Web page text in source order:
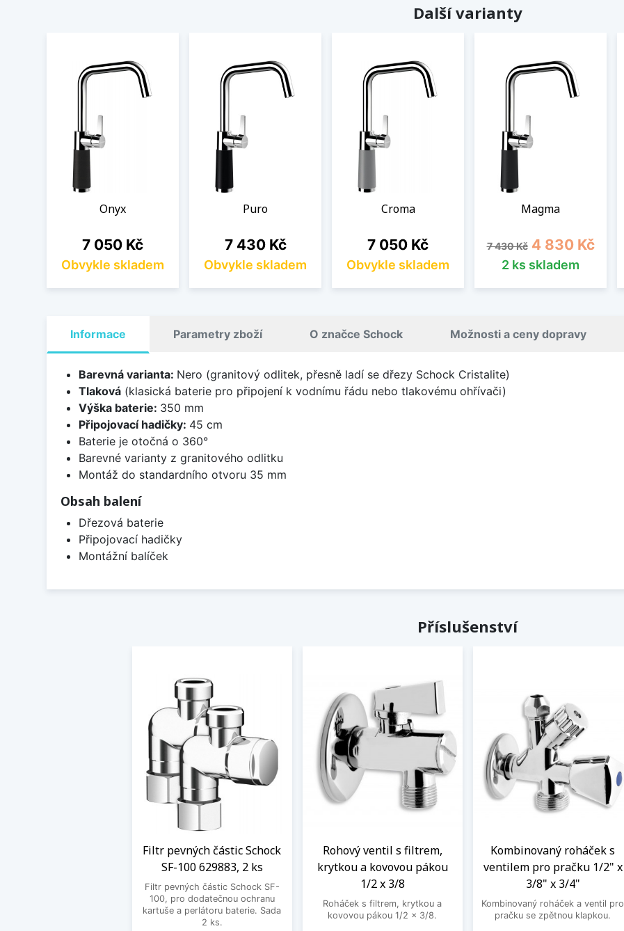
Další varianty
Onyx
Cena
7 050 Kč
Obvykle skladem
Puro
Cena
7 430 Kč
Obvykle skladem
Croma
Cena
7 050 Kč
Obvykle skladem
Magma
Běžná cena
7 430 Kč Cena
4 830 Kč
2 ks skladem
Informace Parametry zboží O značce Schock Možnosti a ceny dopravy
Barevná varianta: Nero (granitový odlitek, přesně ladí se dřezy Schock Cristalite)
Tlaková(klasická baterie pro připojení k vodnímu řádu nebo tlakovému ohřívači)
Výška baterie: 350 mm
Připojovací hadičky: 45 cm
Baterie je otočná o 360°
Barevné varianty z granitového odlitku
Montáž do standardního otvoru 35 mm
Obsah balení
Dřezová baterie
Připojovací hadičky
Montážní balíček
Příslušenství
Filtr pevných částic Schock
SF-100 629883, 2 ks
Filtr pevných částic Schock SF-
100, pro dodatečnou ochranu
kartuše a perlátoru baterie. Sada
2 ks.
Rohový ventil s filtrem,
krytkou a kovovou pákou
1/2 x 3/8
Roháček s filtrem, krytkou a
kovovou pákou 1/2 x 3/8.
Kombinovaný roháček s
ventilem pro pračku 1/2" x
3/8" x 3/4"
Kombinovaný roháček a ventil pro
pračku se zpětnou klapkou.